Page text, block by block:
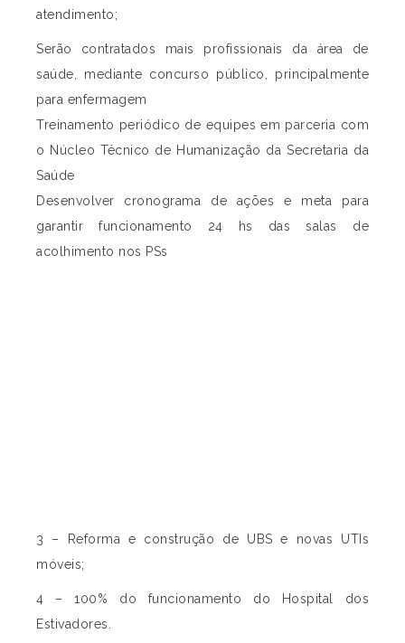
atendimento;
Serão contratados mais profissionais da área de
saúde, mediante concurso público, principalmente
para enfermagem
Treinamento periódico de equipes em parceria com
o Núcleo Técnico de Humanização da Secretaria da
Saúde
Desenvolver cronograma de ações e meta para
garantir funcionamento 24 hs das salas de
acolhimento nos PSs
3 – Reforma e construção de UBS e novas UTIs
móveis;
4 – 100% do funcionamento do Hospital dos
Estivadores.